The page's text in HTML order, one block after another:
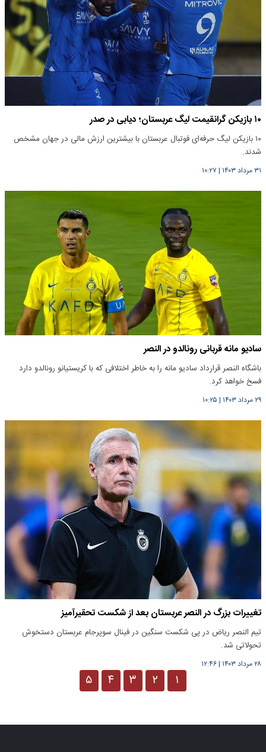
۱۰ بازیکن گرانقیمت لیگ عربستان؛ دیابی در صدر
۱۰ بازیکن لیگ حرفه‌ای فوتبال عربستان با بیشترین ارزش مالی در جهان مشخص
شدند.
۳۱ مرداد ۱۴۰۳ | ۱۰:۲۷
سادیو مانه قربانی رونالدو در النصر
باشگاه النصر قرارداد سادیو مانه را به خاطر اختلافی که با کریستیانو رونالدو دارد
فسخ خواهد کرد.
۲۹ مرداد ۱۴۰۳ | ۱۰:۲۵
تغییرات بزرگ در النصر عربستان بعد از شکست تحقیرآمیز
تیم النصر ریاض در پی شکست سنگین در فینال سوپرجام عربستان دستخوش
تحولاتی شد.
۲۸ مرداد ۱۴۰۳ |۱۲:۴۶
۱ ۲ ۳ ۴ ۵